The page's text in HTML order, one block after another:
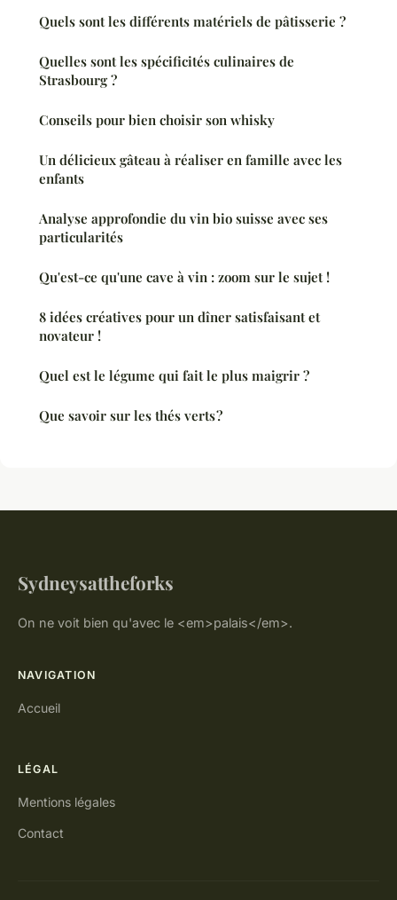
Quels sont les différents matériels de pâtisserie ?
Quelles sont les spécificités culinaires de
Strasbourg ?
Conseils pour bien choisir son whisky
Un délicieux gâteau à réaliser en famille avec les
enfants
Analyse approfondie du vin bio suisse avec ses
particularités
Qu'est-ce qu'une cave à vin : zoom sur le sujet !
8 idées créatives pour un dîner satisfaisant et
novateur !
Quel est le légume qui fait le plus maigrir ?
Que savoir sur les thés verts ?
Sydneysattheforks
On ne voit bien qu'avec le <em>palais</em>.
NAVIGATION
Accueil
LÉGAL
Mentions légales
Contact